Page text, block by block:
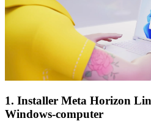
1. Installer Meta Horizon
Windows-computer